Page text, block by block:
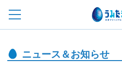
ニュース＆お知らせ